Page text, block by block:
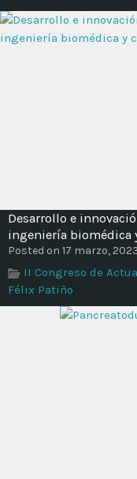
Desarrollo e
ingeniería biomédica
Posted on 17 marzo,
II Congreso de
Félix Patiño